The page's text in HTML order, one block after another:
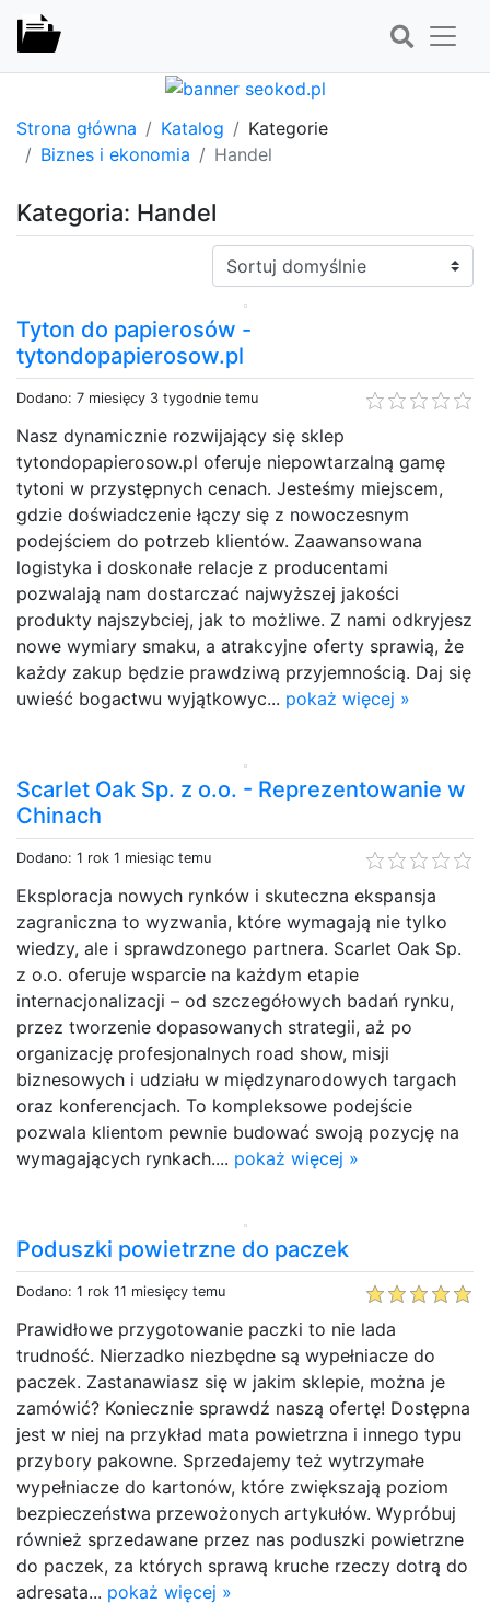
Strona główna Katalog
Kategorie
Biznes i ekonomia
Handel
Kategoria: Handel
Sortuj:
Tyton do papierosów -
tytondopapierosow.pl
Dodano: 7 miesięcy 3 tygodnie temu
Nasz dynamicznie rozwijający się sklep
tytondopapierosow.pl oferuje niepowtarzalną gamę
tytoni w przystępnych cenach. Jesteśmy miejscem,
gdzie doświadczenie łączy się z nowoczesnym
podejściem do potrzeb klientów. Zaawansowana
logistyka i doskonałe relacje z producentami
pozwalają nam dostarczać najwyższej jakości
produkty najszybciej, jak to możliwe. Z nami odkryjesz
nowe wymiary smaku, a atrakcyjne oferty sprawią, że
każdy zakup będzie prawdziwą przyjemnością. Daj się
uwieść bogactwu wyjątkowyc... pokaż więcej »
Scarlet Oak Sp. z o.o. - Reprezentowanie w
Chinach
Dodano: 1 rok 1 miesiąc temu
Eksploracja nowych rynków i skuteczna ekspansja
zagraniczna to wyzwania, które wymagają nie tylko
wiedzy, ale i sprawdzonego partnera. Scarlet Oak Sp.
z o.o. oferuje wsparcie na każdym etapie
internacjonalizacji – od szczegółowych badań rynku,
przez tworzenie dopasowanych strategii, aż po
organizację profesjonalnych road show, misji
biznesowych i udziału w międzynarodowych targach
oraz konferencjach. To kompleksowe podejście
pozwala klientom pewnie budować swoją pozycję na
wymagających rynkach.... pokaż więcej »
Poduszki powietrzne do paczek
Dodano: 1 rok 11 miesięcy temu
Prawidłowe przygotowanie paczki to nie lada
trudność. Nierzadko niezbędne są wypełniacze do
paczek. Zastanawiasz się w jakim sklepie, można je
zamówić? Koniecznie sprawdź naszą ofertę! Dostępna
jest w niej na przykład mata powietrzna i innego typu
przybory pakowne. Sprzedajemy też wytrzymałe
wypełniacze do kartonów, które zwiększają poziom
bezpieczeństwa przewożonych artykułów. Wypróbuj
również sprzedawane przez nas poduszki powietrzne
do paczek, za których sprawą kruche rzeczy dotrą do
adresata... pokaż więcej »